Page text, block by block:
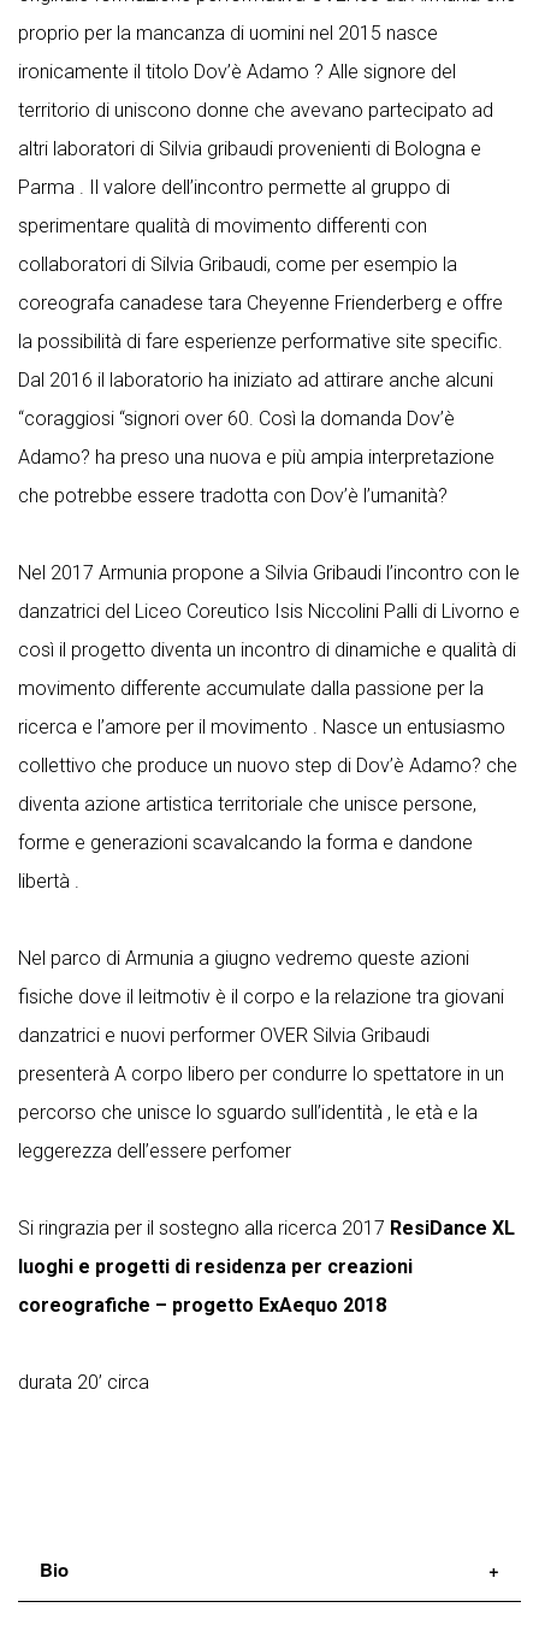
proprio per la mancanza di uomini nel 2015 nasce
ironicamente il titolo Dov’è Adamo ? Alle signore del
territorio di uniscono donne che avevano partecipato ad
altri laboratori di Silvia gribaudi provenienti di Bologna e
Parma . Il valore dell’incontro permette al gruppo di
sperimentare qualità di movimento differenti con
collaboratori di Silvia Gribaudi, come per esempio la
coreografa canadese tara Cheyenne Frienderberg e offre
la possibilità di fare esperienze performative site specific.
Dal 2016 il laboratorio ha iniziato ad attirare anche alcuni
“coraggiosi “signori over 60. Così la domanda Dov’è
Adamo? ha preso una nuova e più ampia interpretazione
che potrebbe essere tradotta con Dov’è l’umanità?
Nel 2017 Armunia propone a Silvia Gribaudi l’incontro con le
danzatrici del Liceo Coreutico Isis Niccolini Palli di Livorno e
così il progetto diventa un incontro di dinamiche e qualità di
movimento differente accumulate dalla passione per la
ricerca e l’amore per il movimento . Nasce un entusiasmo
collettivo che produce un nuovo step di Dov’è Adamo? che
diventa azione artistica territoriale che unisce persone,
forme e generazioni scavalcando la forma e dandone
libertà .
Nel parco di Armunia a giugno vedremo queste azioni
fisiche dove il leitmotiv è il corpo e la relazione tra giovani
danzatrici e nuovi performer OVER Silvia Gribaudi
presenterà A corpo libero per condurre lo spettatore in un
percorso che unisce lo sguardo sull’identità , le età e la
leggerezza dell’essere perfomer
Si ringrazia per il sostegno alla ricerca 2017 ResiDance XL
luoghi e progetti di residenza per creazioni
coreografiche – progetto ExAequo 2018
durata 20’ circa
Bio